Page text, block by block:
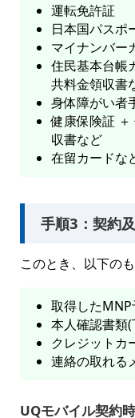
運転免許証
日本国パスポ
マイナンバー
住民基本台帳
共料金領収書
身体障がい者
健康保険証
収書など
在留カードな
手順3：契約
このとき、以下の
取得した
本人確認書類
クレジットカ
連絡の取れる
UQモバイル契約